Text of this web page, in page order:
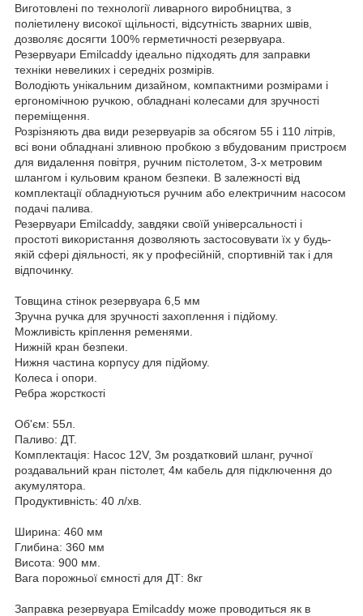
Виготовлені по технології ливарного виробництва, з
поліетилену високої щільності, відсутність зварних швів,
дозволяє досягти 100% герметичності резервуара.
Резервуари Emilcaddy ідеально підходять для заправки
техніки невеликих і середніх розмірів.
Володіють унікальним дизайном, компактними розмірами і
ергономічною ручкою, обладнані колесами для зручності
переміщення.
Розрізняють два види резервуарів за обсягом 55 і 110 літрів,
всі вони обладнані зливною пробкою з вбудованим пристроєм
для видалення повітря, ручним пістолетом, 3-х метровим
шлангом і кульовим краном безпеки. В залежності від
комплектації обладнуються ручним або електричним насосом
подачі палива.
Резервуари Emilcaddy, завдяки своїй універсальності і
простоті використання дозволяють застосовувати їх у будь-
якій сфері діяльності, як у професійній, спортивній так і для
відпочинку.
Товщина стінок резервуара 6,5 мм
Зручна ручка для зручності захоплення і підйому.
Можливість кріплення ременями.
Нижній кран безпеки.
Нижня частина корпусу для підйому.
Колеса і опори.
Ребра жорсткості
Об'єм: 55л.
Паливо: ДТ.
Комплектація: Насос 12V, 3м роздатковий шланг, ручної
роздавальний кран пістолет, 4м кабель для підключення до
акумулятора.
Продуктивність: 40 л/хв.
Ширина: 460 мм
Глибина: 360 мм
Висота: 900 мм.
Вага порожньої ємності для ДТ: 8кг
Заправка резервуара Emilcaddy може проводиться як в